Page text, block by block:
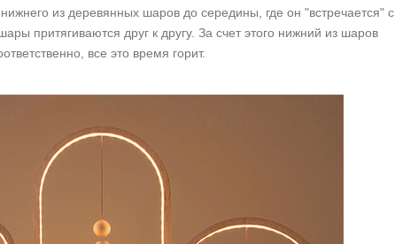
из деревянных шаров до середины, где он "встречается" с
притягиваются друг к другу. За счет этого нижний из шаров
все это время горит.